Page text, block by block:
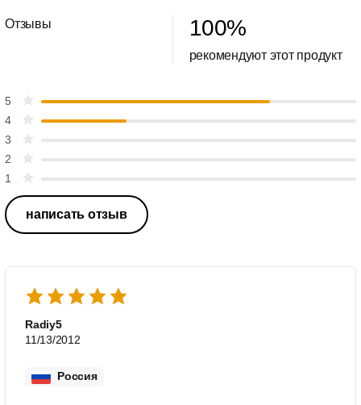
Отзывы 100%
рекомендуют этот продукт
5
4
3
2
1
написать отзыв
Radiy5
11/13/2012
Россия